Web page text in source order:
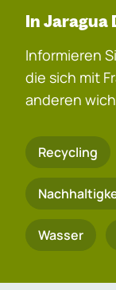
In Jaragua
Informieren
die sich mit
anderen
Recycling
Wasser